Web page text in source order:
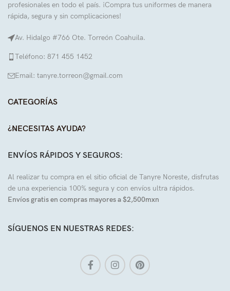
profesionales en todo el país. ¡Compra tus uniformes de manera
rápida, segura y sin complicaciones!
Av. Hidalgo #766 Ote. Torreón Coahuila.
Teléfono: 871 455 1452
Email: tanyre.torreon@gmail.com
CATEGORÍAS
¿NECESITAS AYUDA?
ENVÍOS RÁPIDOS Y SEGUROS:
Al realizar tu compra en el sitio oficial de Tanyre Noreste, disfrutas
de una experiencia 100% segura y con envíos ultra rápidos.
Envíos gratis en compras mayores a $2,500mxn
SÍGUENOS EN NUESTRAS REDES: